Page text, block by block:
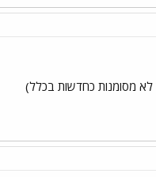
לא מסומנות כחדשות בכלל)